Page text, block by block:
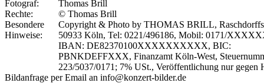
Fotograf:
Thomas Brill
Rechte:
© Thomas Brill
Besondere
Hinweise:
Copyright & Photo by THOMAS BRILL,
50933 Köln, Tel: 0221/496186, Mobil: 0171/
IBAN: DE82370100XXXXXXXXXX, BIC:
PBNKDEFFXXX, Finanzamt Köln-West,
223/5037/0171; 7% USt., Veröffentlichung nur gegen
Bildanfrage per Email an info@konzert-bilder.de